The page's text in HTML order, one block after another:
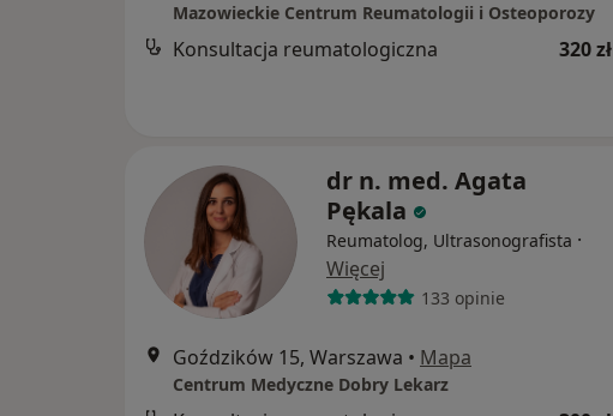
Mazowieckie Centrum Reumatologii i Osteoporozy
Konsultacja reumatologiczna 320 zł
dr n. med. Agata
Pękala
Reumatolog, Ultrasonografista ·
Więcej
133 opinie
Goździków 15, Warszawa • Mapa
Centrum Medyczne Dobry Lekarz